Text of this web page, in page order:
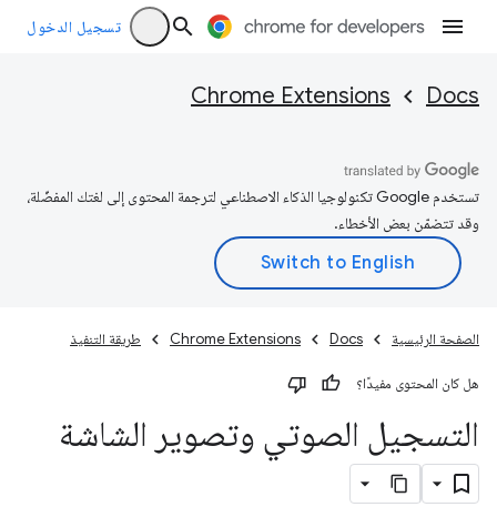
تسجيل الدخول
Docs
Chrome Extensions
تستخدم Google تكنولوجيا الذكاء الاصطناعي لترجمة المحتوى إلى لغتك المفضّلة،
وقد تتضمّن بعض الأخطاء.
الصفحة الرئيسية Docs
Chrome Extensions طريقة التنفيذ
هل كان المحتوى مفيدًا؟
التسجيل الصوتي وتصوير الشاشة